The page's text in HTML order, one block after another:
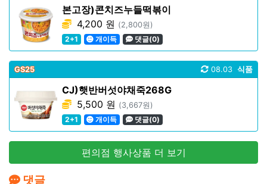
본고장)콘치즈누들떡볶이
4,200 원 (2,800원)
2+1
개이득 댓글(0)
GS25 식품
08.03
CJ)햇반버섯야채죽268G
5,500 원 (3,667원)
2+1
개이득 댓글(0)
편의점 행사상품 더 보기
댓글